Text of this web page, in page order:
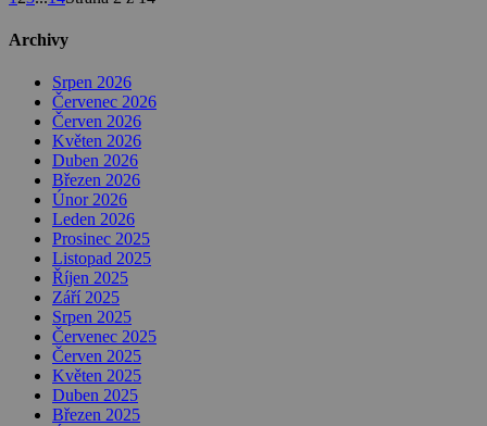
Archivy
Srpen 2026
Červenec 2026
Červen 2026
Květen 2026
Duben 2026
Březen 2026
Únor 2026
Leden 2026
Prosinec 2025
Listopad 2025
Říjen 2025
Září 2025
Srpen 2025
Červenec 2025
Červen 2025
Květen 2025
Duben 2025
Březen 2025